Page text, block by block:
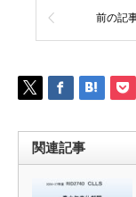
前の記
関連記事